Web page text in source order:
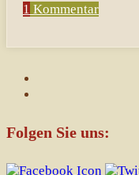
1 Kommentar
Folgen Sie uns: